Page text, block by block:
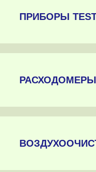
ПРИБОРЫ